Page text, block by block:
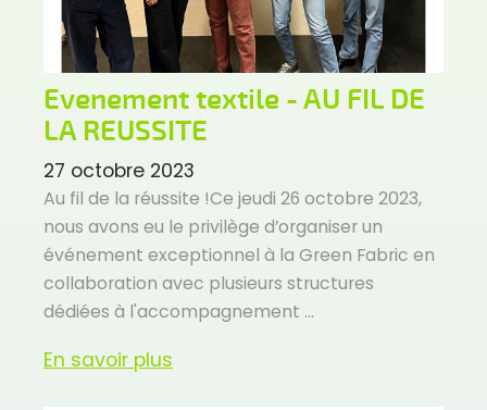
Evenement textile - AU FIL DE
LA REUSSITE
27 octobre 2023
Au fil de la réussite !Ce jeudi 26 octobre 2023,
nous avons eu le privilège d’organiser un
événement exceptionnel à la Green Fabric en
collaboration avec plusieurs structures
dédiées à l'accompagnement ...
En savoir plus